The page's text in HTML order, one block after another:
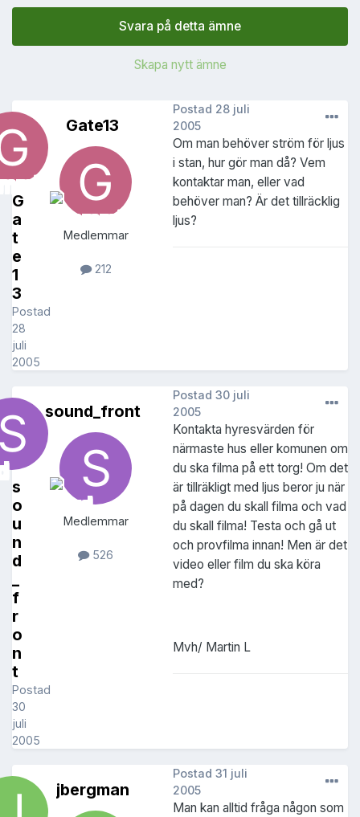
Svara på detta ämne
Skapa nytt ämne
G
a
t
e
1
3
Postad
28
juli
2005
Gate13
Medlemmar
212
Postad 28 juli
2005
Om man behöver ström för ljus
i stan, hur gör man då? Vem
kontaktar man, eller vad
behöver man? Är det tillräcklig
ljus?
s
o
u
n
d
_
f
r
o
n
t
Postad
30
juli
2005
sound_front
Medlemmar
526
Postad 30 juli
2005
Kontakta hyresvärden för
närmaste hus eller komunen om
du ska filma på ett torg! Om det
är tillräkligt med ljus beror ju när
på dagen du skall filma och vad
du skall filma! Testa och gå ut
och provfilma innan! Men är det
video eller film du ska köra
med?
Mvh/ Martin L
jbergman
Postad 31 juli
2005
Man kan alltid fråga någon som